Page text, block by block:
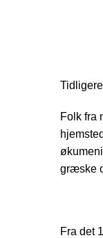
Folk fra
græske
Fra det